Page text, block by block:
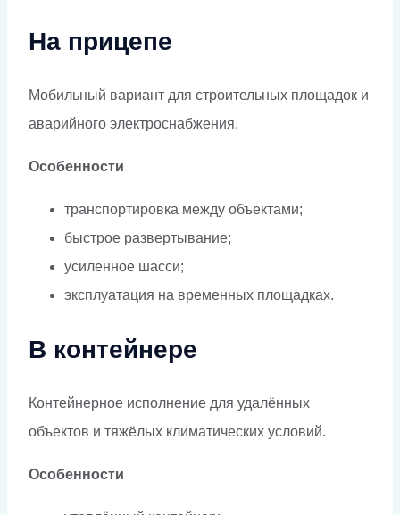
На прицепе
Мобильный вариант для строительных площадок и
аварийного электроснабжения.
Особенности
транспортировка между объектами;
быстрое развертывание;
усиленное шасси;
эксплуатация на временных площадках.
В контейнере
Контейнерное исполнение для удалённых
объектов и тяжёлых климатических условий.
Особенности